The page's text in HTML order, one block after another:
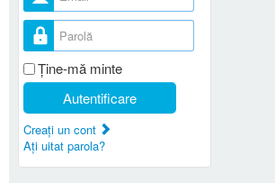
Parolă
Ţine-mă minte
Autentificare
Creaţi un cont
Aţi uitat parola?